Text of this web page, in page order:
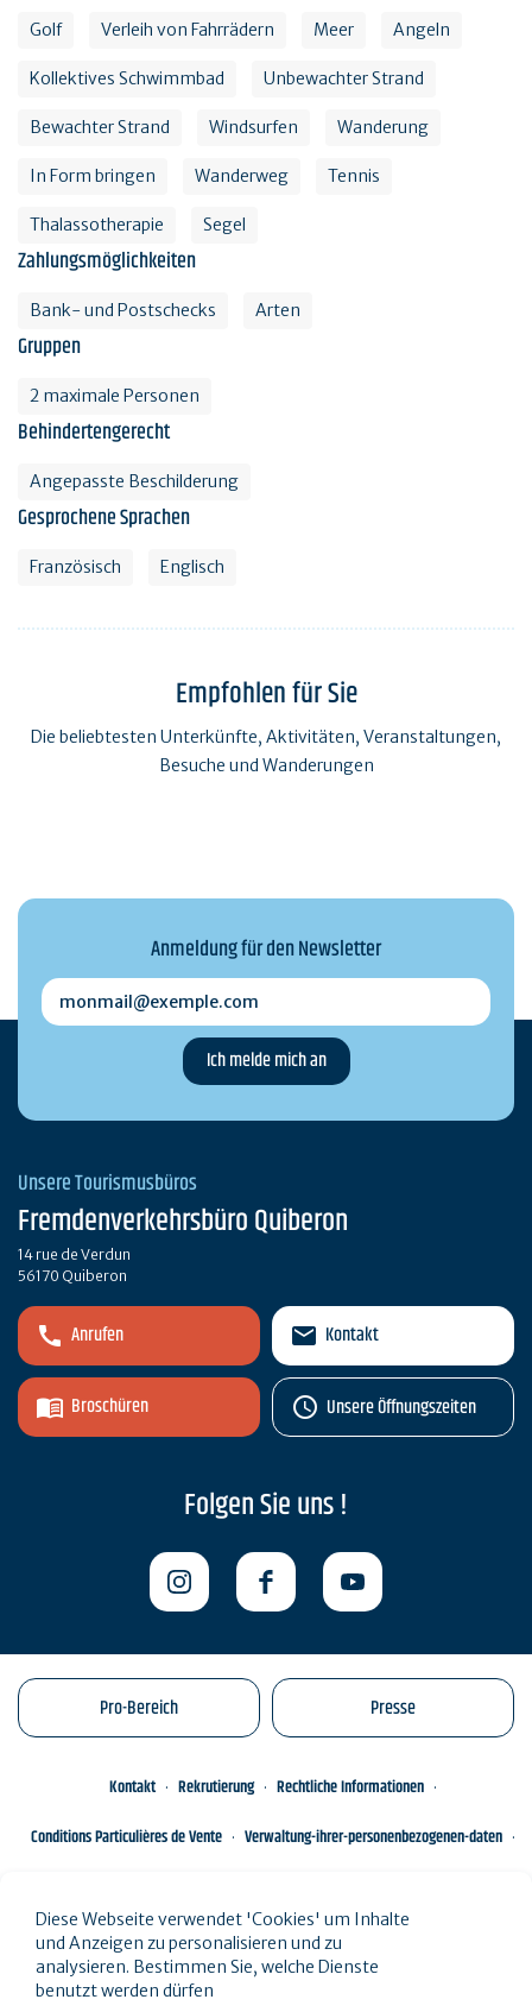
Golf Verleih von Fahrrädern Meer Angeln
Kollektives Schwimmbad Unbewachter Strand
Bewachter Strand Windsurfen Wanderung
In Form bringen Wanderweg Tennis
Thalassotherapie Segel
Zahlungsmöglichkeiten
Bank- und Postschecks Arten
Gruppen
2 maximale Personen
Behindertengerecht
Angepasste Beschilderung
Gesprochene Sprachen
Französisch Englisch
Empfohlen für Sie
Die beliebtesten Unterkünfte, Aktivitäten, Veranstaltungen,
Besuche und Wanderungen
Anmeldung für den Newsletter
monmail@exemple.com
Unsere Tourismusbüros
Fremdenverkehrsbüro Quiberon
14 rue de Verdun
56170 Quiberon
Anrufen
Broschüren
Kontakt
Unsere Öffnungszeiten
Folgen Sie uns !
Pro-Bereich Presse
Kontakt Rekrutierung
Rechtliche Informationen
Conditions Particulières de Vente
Verwaltung-ihrer-personenbezogenen-daten
Diese Webseite verwendet 'Cookies' um Inhalte
und Anzeigen zu personalisieren und zu
analysieren. Bestimmen Sie, welche Dienste
benutzt werden dürfen